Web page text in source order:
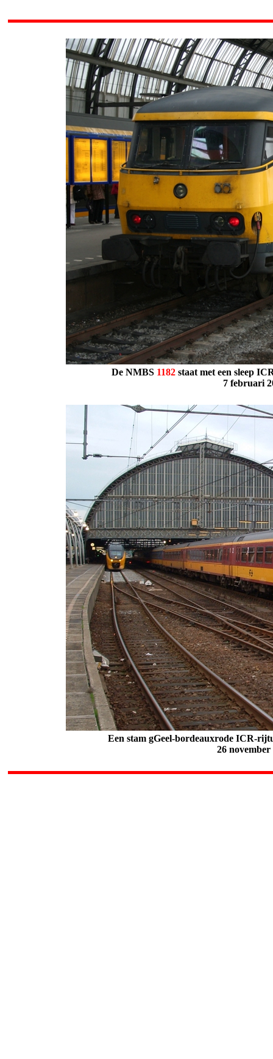
De NMBS 1182staat met een sleep
7 februari
Een stam gGeel-bordeauxrode ICR-
26